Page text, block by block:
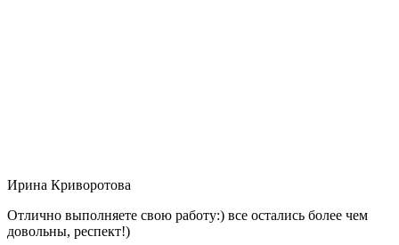
Ирина Криворотова
Отлично выполняете свою работу:) все остались более чем
довольны, респект!)